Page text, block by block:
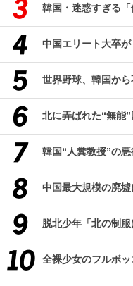
韓国・迷惑すぎる「
中国エリート大卒
世界野球、韓国から
北に弄ばれた“無能
韓国“人糞教授”の悪
中国最大規模の廃墟
脱北少年「北の制服
全裸少女のフルボ